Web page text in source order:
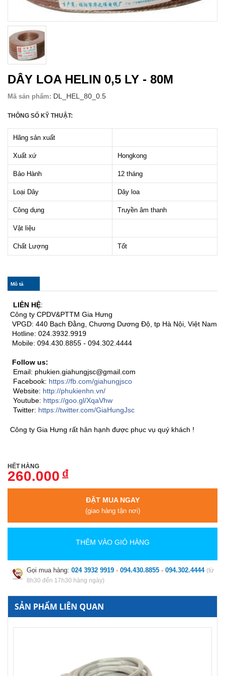
DÂY LOA HELIN 0,5 LY - 80M
Mã sản phẩm: DL_HEL_80_0.5
THÔNG SỐ KỸ THUẬT:
Hãng sản xuất
Xuất xứ Hongkong
Bảo Hành 12 tháng
Loại Dây Dây loa
Công dụng Truyền âm thanh
Vật liệu
Chất Lượng Tốt
col_horizontal
Mô tả
động)
LIÊN HỆ:
Công ty CPDV&PTTM Gia Hưng
VPGD: 440 Bạch Đằng, Chương Dương Độ, tp Hà Nội, Việt Nam
Hotline: 024.3932.9919
Mobile: 094.430.8855 - 094.302.4444
Follow us:
Email: phukien.giahungjsc@gmail.com
Facebook: https://fb.com/giahungjsco
Website: http://phukienhn.vn/
Youtube: https://goo.gl/XqaVhw
Twitter: https://twitter.com/GiaHungJsc
Công ty Gia Hưng rất hân hạnh được phục vụ quý khách !
HẾT HÀNG
260.000 đ
ĐẶT MUA NGAY
(giao hàng tận nơi)
THÊM VÀO GIỎ HÀNG
Gọi mua hàng: 024 3932 9919 - 094.430.8855 - 094.302.4444 (từ
8h30 đến 17h30 hàng ngày)
SẢN PHẨM LIÊN QUAN